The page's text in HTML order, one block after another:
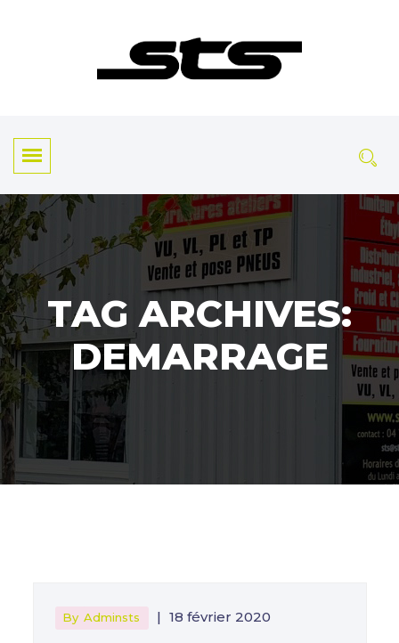
TAG ARCHIVES:
DEMARRAGE
By Adminsts | 18 février 2020